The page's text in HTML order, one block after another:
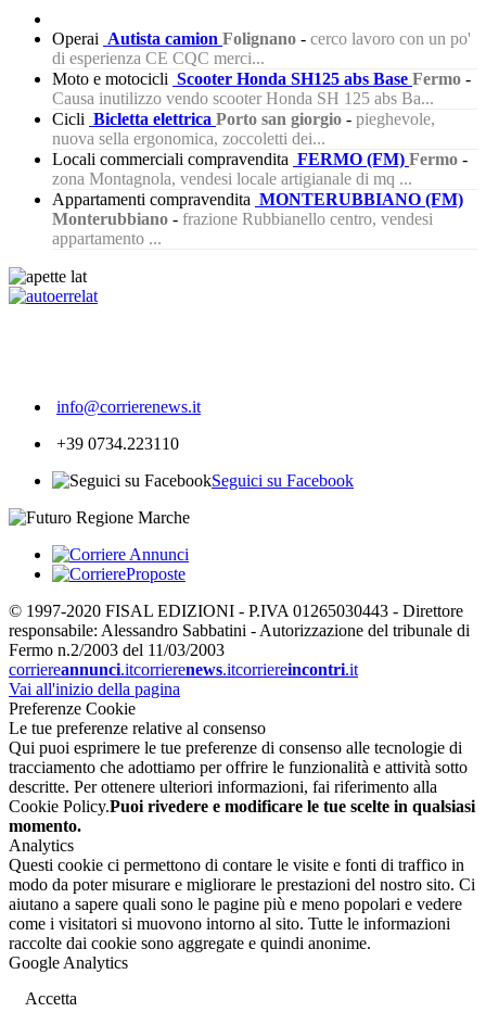
Operai Autista camion Folignano - cerco lavoro con un po'
di esperienza CE CQC merci...
Moto e motocicli Scooter Honda SH125 abs Base Fermo -
Causa inutilizzo vendo scooter Honda SH 125 abs Ba...
Cicli Bicletta elettrica Porto san giorgio - pieghevole,
nuova sella ergonomica, zoccoletti dei...
Locali commerciali compravendita FERMO (FM) Fermo -
zona Montagnola, vendesi locale artigianale di mq ...
Appartamenti compravendita MONTERUBBIANO (FM)
Monterubbiano - frazione Rubbianello centro, vendesi
appartamento ...
info@corrierenews.it
+39 0734.223110
Seguici su Facebook
© 1997-2020 FISAL EDIZIONI - P.IVA 01265030443 - Direttore
responsabile: Alessandro Sabbatini - Autorizzazione del tribunale di
Fermo n.2/2003 del 11/03/2003
corriereannunci.itcorrierenews.itcorriereincontri.it
Vai all'inizio della pagina
Preferenze Cookie
Le tue preferenze relative al consenso
Qui puoi esprimere le tue preferenze di consenso alle tecnologie di
tracciamento che adottiamo per offrire le funzionalità e attività sotto
descritte. Per ottenere ulteriori informazioni, fai riferimento alla
Cookie Policy.Puoi rivedere e modificare le tue scelte in qualsiasi
momento.
Analytics
Questi cookie ci permettono di contare le visite e fonti di traffico in
modo da poter misurare e migliorare le prestazioni del nostro sito. Ci
aiutano a sapere quali sono le pagine più e meno popolari e vedere
come i visitatori si muovono intorno al sito. Tutte le informazioni
raccolte dai cookie sono aggregate e quindi anonime.
Google Analytics
Accetta